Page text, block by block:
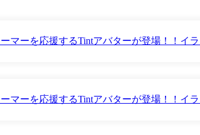
マーを応援するTintアバターが登場！！イ
マーを応援するTintアバターが登場！！イ